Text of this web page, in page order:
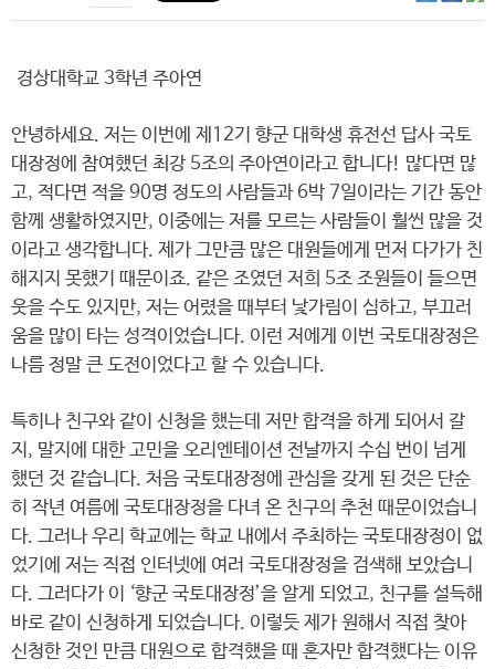
경상대학교 3학년 주아연
안녕하세요. 저는 이번에 제12기 향군 대학생 휴전선 답사 국토
대장정에 참여했던 최강 5조의 주아연이라고 합니다! 많다면 많
고, 적다면 적을 90명 정도의 사람들과 6박 7일이라는 기간 동안
함께 생활하였지만, 이중에는 저를 모르는 사람들이 훨씬 많을 것
이라고 생각합니다. 제가 그만큼 많은 대원들에게 먼저 다가가 친
해지지 못했기 때문이죠. 같은 조였던 저희 5조 조원들이 들으면
웃을 수도 있지만, 저는 어렸을 때부터 낯가림이 심하고, 부끄러
움을 많이 타는 성격이었습니다. 이런 저에게 이번 국토대장정은
나름 정말 큰 도전이었다고 할 수 있습니다.
특히나 친구와 같이 신청을 했는데 저만 합격을 하게 되어서 갈
지, 말지에 대한 고민을 오리엔테이션 전날까지 수십 번이 넘게
했던 것 같습니다. 처음 국토대장정에 관심을 갖게 된 것은 단순
히 작년 여름에 국토대장정을 다녀 온 친구의 추천 때문이었습니
다. 그러나 우리 학교에는 학교 내에서 주최하는 국토대장정이 없
었기에 저는 직접 인터넷에 여러 국토대장정을 검색해 보았습니
다. 그러다가 이 ‘향군 국토대장정’을 알게 되었고, 친구를 설득해
바로 같이 신청하게 되었습니다. 이렇듯 제가 원해서 직접 찾아
신청한 것인 만큼 대원으로 합격했을 때 혼자만 합격했다는 이유